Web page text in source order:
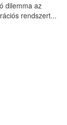
dilemma az
rendszert...